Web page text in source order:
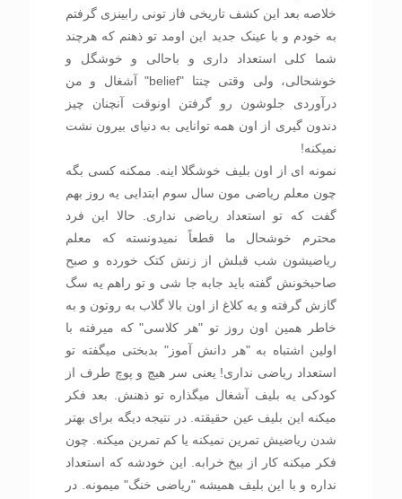
خلاصه بعد این کشف تاریخی فاز تونی رابینزی گرفتم
به خودم و با عینک جدید این اومد تو ذهنم که هرچند
شما کلی استعداد داری و باحالی و خوشگل و
خوشحالی، ولی وقتی چنتا "belief" آشغال و من
درآوردی جلوشون رو گرفتن اونوقت آنچنان چیز
دندون گیری از اون همه توانایی به دنیای بیرون نشت
نمیکنه!
نمونه ای از اون بلیف خوشگلا اینه. ممکنه کسی بگه
چون معلم ریاضی مون سال سوم ابتدایی یه روز بهم
گفت که تو استعداد ریاضی نداری. حالا این فرد
محترم خوشحال ما قطعاً نمیدونسته که معلم
ریاضیشون شب قبلش از زنش کتک خورده و صبح
صاحبخونش گفته باید جابه جا شی و تو راهم یه سگ
گازش گرفته و یه کلاغ از اون بالا گلاب به روتون و به
خاطر همین اون روز تو "هر کلاسی" که میرفته با
اولین اشتباه به "هر دانش آموز" بدبختی میگفته تو
استعداد ریاضی نداری! یعنی سر هیچ و پوچ طرف از
کودکی یه بلیف آشغال میگذاره تو ذهنش. بعد فکر
میکنه این بلیف عین حقیقته. در نتیجه دیگه برای بهتر
شدن ریاضیش تمرین نمیکنه یا کم تمرین میکنه. چون
فکر میکنه کار از بیخ خرابه. این خودشه که استعداد
نداره و با این بلیف همیشه "ریاضی خنگ" میمونه. در